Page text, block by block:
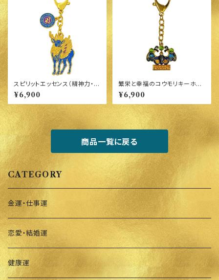
スピリットエッセンス（精神力・健
康）のお守り Sky Deer
¥6,900
繁栄と幸福のコウモリキーホル
ダー
¥6,900
商品一覧に戻る
CATEGORY
金運・仕事運
恋愛・結婚運
健康運